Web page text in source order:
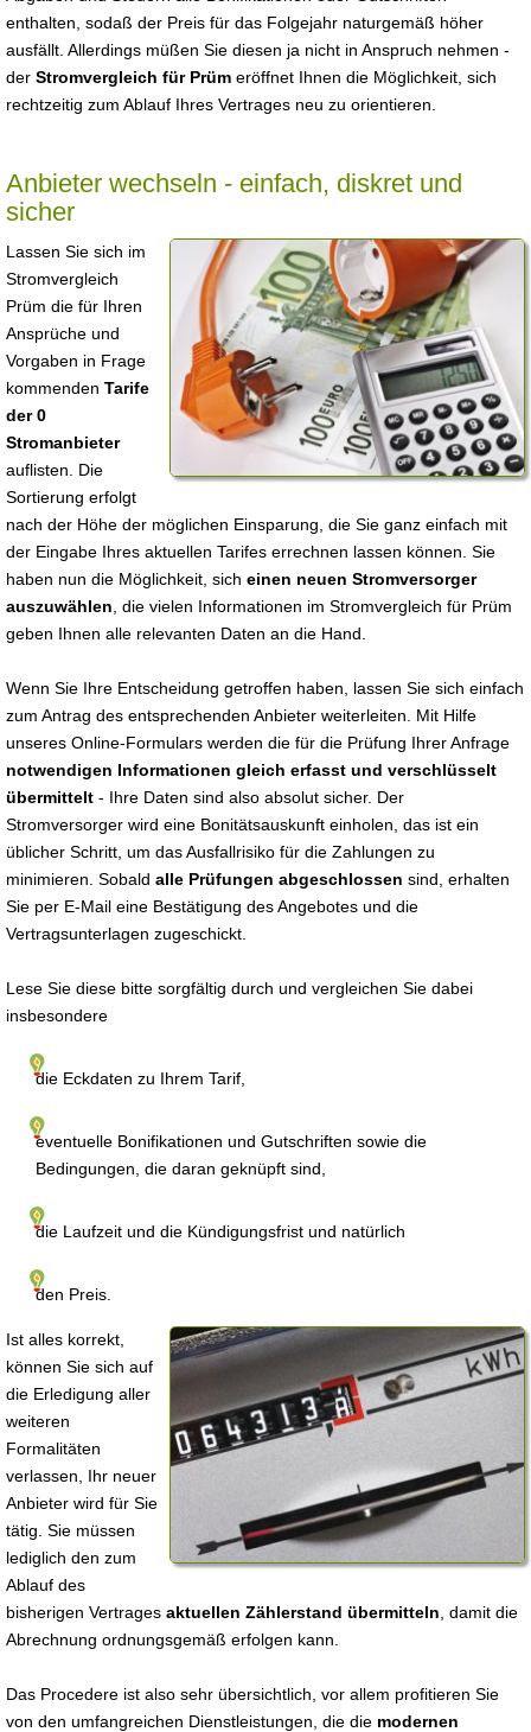
enthalten, sodaß der Preis für das Folgejahr naturgemäß höher
ausfällt. Allerdings müßen Sie diesen ja nicht in Anspruch nehmen -
der Stromvergleich für Prüm eröffnet Ihnen die Möglichkeit, sich
rechtzeitig zum Ablauf Ihres Vertrages neu zu orientieren.
Anbieter wechseln - einfach, diskret und
sicher
Lassen Sie sich im
Stromvergleich
Prüm die für Ihren
Ansprüche und
Vorgaben in Frage
kommenden Tarife
der 0
Stromanbieter
auflisten. Die
Sortierung erfolgt
nach der Höhe der möglichen Einsparung, die Sie ganz einfach mit
der Eingabe Ihres aktuellen Tarifes errechnen lassen können. Sie
haben nun die Möglichkeit, sich einen neuen Stromversorger
auszuwählen , die vielen Informationen im Stromvergleich für Prüm
geben Ihnen alle relevanten Daten an die Hand.
Wenn Sie Ihre Entscheidung getroffen haben, lassen Sie sich einfach
zum Antrag des entsprechenden Anbieter weiterleiten. Mit Hilfe
unseres Online-Formulars werden die für die Prüfung Ihrer Anfrage
notwendigen Informationen gleich erfasst und verschlüsselt
übermittelt - Ihre Daten sind also absolut sicher. Der
Stromversorger wird eine Bonitätsauskunft einholen, das ist ein
üblicher Schritt, um das Ausfallrisiko für die Zahlungen zu
minimieren. Sobald alle Prüfungen abgeschlossen sind, erhalten
Sie per E-Mail eine Bestätigung des Angebotes und die
Vertragsunterlagen zugeschickt.
Lese Sie diese bitte sorgfältig durch und vergleichen Sie dabei
insbesondere
die Eckdaten zu Ihrem Tarif,
eventuelle Bonifikationen und Gutschriften sowie die
Bedingungen, die daran geknüpft sind,
die Laufzeit und die Kündigungsfrist und natürlich
den Preis.
Ist alles korrekt,
können Sie sich auf
die Erledigung aller
weiteren
Formalitäten
verlassen, Ihr neuer
Anbieter wird für Sie
tätig. Sie müssen
lediglich den zum
Ablauf des
bisherigen Vertrages aktuellen Zählerstand übermitteln , damit die
Abrechnung ordnungsgemäß erfolgen kann.
Das Procedere ist also sehr übersichtlich, vor allem profitieren Sie
von den umfangreichen Dienstleistungen, die die modernen